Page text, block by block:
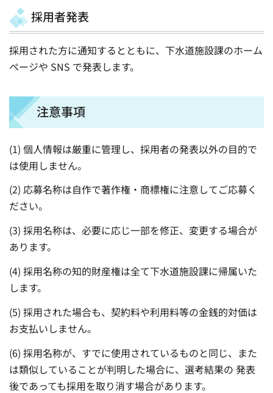
採用者発表
採用された方に通知するとともに、下水道施設課のホーム
ページや SNS で発表します。
注意事項
(1) 個人情報は厳重に管理し、採用者の発表以外の目的で
は使用しません。
(2) 応募名称は自作で著作権・商標権に注意してご応募く
ださい。
(3) 採用名称は、必要に応じ一部を修正、変更する場合が
あります。
(4) 採用名称の知的財産権は全て下水道施設課に帰属いた
します。
(5) 採用された場合も、契約料や利用料等の金銭的対価は
お支払いしません。
(6) 採用名称が、すでに使用されているものと同じ、また
は類似していることが判明した場合に、選考結果の 発表
後であっても採用を取り消す場合があります。